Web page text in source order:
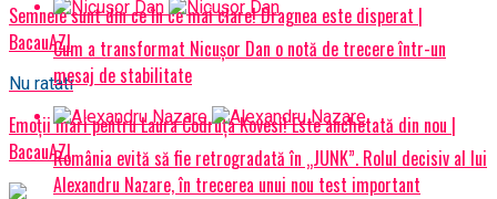
Semnele sunt din ce în ce mai clare! Dragnea este disperat |
BacauAZI
Nu ratati
Emoţii mari pentru Laura Codruţa Kovesi! Este anchetată din nou |
BacauAZI
Cum a transformat Nicușor Dan o notă de trecere într-un
mesaj de stabilitate
România evită să fie retrogradată în „JUNK”. Rolul decisiv al lui
Alexandru Nazare, în trecerea unui nou test important